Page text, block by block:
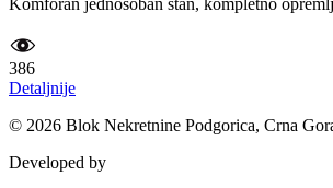
386
Detaljnije
© 2026 Blok Nekretnine Podgorica, Crna
Developed by